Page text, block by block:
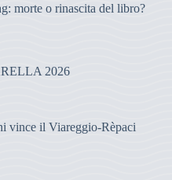
morte o rinascita del libro?
2026
vince il Viareggio-Rèpaci